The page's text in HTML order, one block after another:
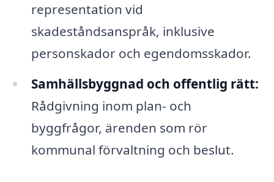
representation vid
skadeståndsanspråk, inklusive
personskador och egendomsskador.
Samhällsbyggnad och offentlig rätt:
Rådgivning inom plan- och
byggfrågor, ärenden som rör
kommunal förvaltning och beslut.